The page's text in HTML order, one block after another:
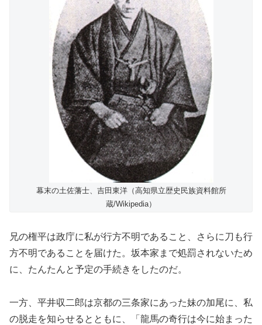
幕末の土佐藩士、吉田東洋（高知県立歴史民族資料館所
蔵/Wikipedia）
兄の権平は政庁に私が行方不明であること、さらに刀も行
方不明であることを届けた。坂本家まで処罰されないため
に、たんたんと予定の手続きをしたのだ。
一方、平井収二郎は京都の三条家にあった妹の加尾に、私
の脱走を知らせるとともに、「龍馬の奇行は今に始まった